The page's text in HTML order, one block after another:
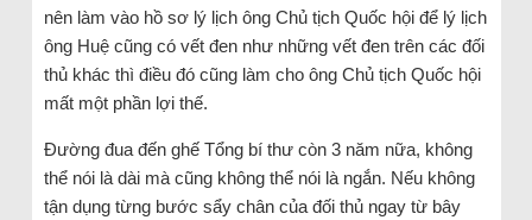
nên làm vào hồ sơ lý lịch ông Chủ tịch Quốc hội để lý lịch
ông Huệ cũng có vết đen như những vết đen trên các đối
thủ khác thì điều đó cũng làm cho ông Chủ tịch Quốc hội
mất một phần lợi thế.
Đường đua đến ghế Tổng bí thư còn 3 năm nữa, không
thể nói là dài mà cũng không thể nói là ngắn. Nếu không
tận dụng từng bước sẩy chân của đối thủ ngay từ bây